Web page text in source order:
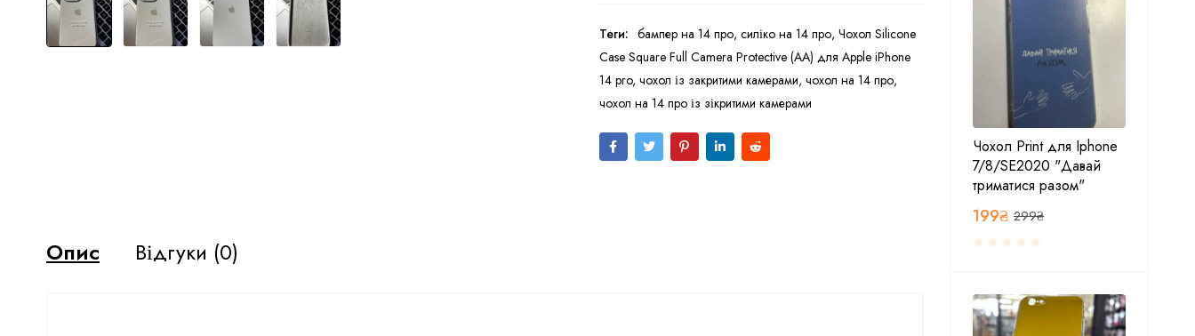
Теги: бампер на 14 про, силіко на 14 про, Чохол Silicone
Case Square Full Camera Protective (AA) для Apple iPhone
14 pro, чохол із закритими камерами, чохол на 14 про,
чохол на 14 про із зікритими камерами
Опис Відгуки (0)
Чохол Print для Iphone
7/8/SE2020 "Давай
триматися разом"
299₴
199₴